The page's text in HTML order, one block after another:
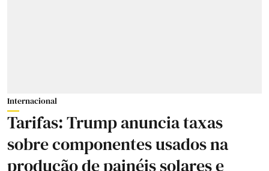
Internacional
Tarifas: Trump anuncia taxas
sobre componentes usados na
produção de painéis solares e